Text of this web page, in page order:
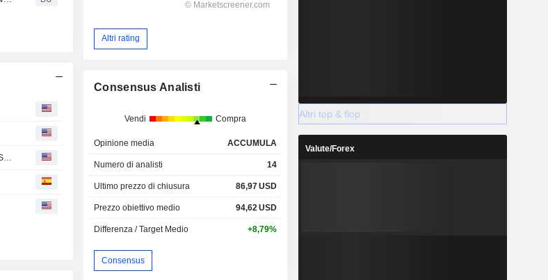
Ingersoll Rand Expands Key Blower Technologies, Rental Capabilities, and Services with Acquisition of Lone Star Blower, Inc.
Altri rating
Consensus Analisti
Vendi Compra
Opinione media ACCUMULA
Numero di analisti 14
Ultimo prezzo di chiusura 86,97USD
Prezzo obiettivo medio 94,62USD
Differenza / Target Medio +8,79%
Consensus
Altri top & flop
Valute/Forex